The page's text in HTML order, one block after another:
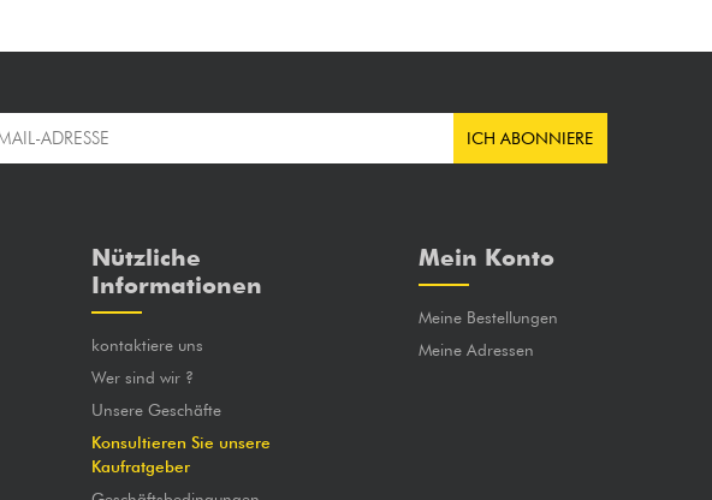
ICH ABONNIERE
Nützliche
Informationen
kontaktiere uns
Wer sind wir ?
Unsere Geschäfte
Konsultieren Sie unsere
Kaufratgeber
Mein Konto
Meine Bestellungen
Meine Adressen